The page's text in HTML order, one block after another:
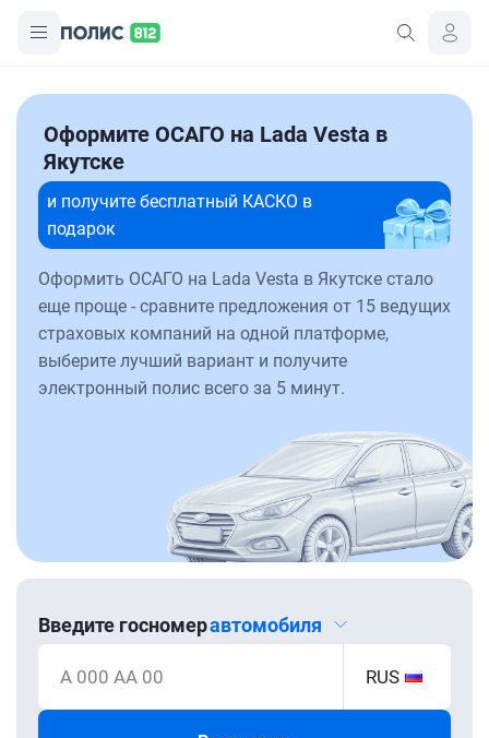
Оформите ОСАГО на Lada Vesta в
Якутске
и получите бесплатный КАСКО в
подарок
Оформить ОСАГО на Lada Vesta в Якутске стало
еще проще - сравните предложения от 15 ведущих
страховых компаний на одной платформе,
выберите лучший вариант и получите
электронный полис всего за 5 минут.
Введите госномеравтомобиля
А 000 АА 00 RUS